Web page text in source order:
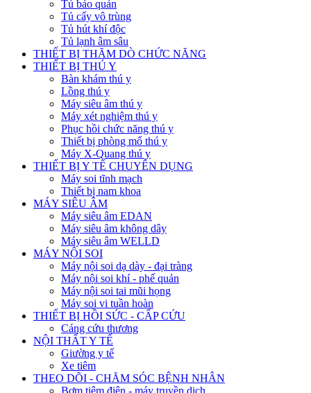
Tủ bảo quản
Tủ cấy vô trùng
Tủ hút khí độc
Tủ lạnh âm sâu
THIẾT BỊ THĂM DÒ CHỨC NĂNG
THIẾT BỊ THÚ Y
Bàn khám thú y
Lồng thú y
Máy siêu âm thú y
Máy xét nghiệm thú y
Phục hồi chức năng thú y
Thiết bị phòng mổ thú y
Máy X-Quang thú y
THIẾT BỊ Y TẾ CHUYÊN DỤNG
Máy soi tĩnh mạch
Thiết bị nam khoa
MÁY SIÊU ÂM
Máy siêu âm EDAN
Máy siêu âm không dây
Máy siêu âm WELLD
MÁY NỘI SOI
Máy nội soi dạ dày - đại tràng
Máy nội soi khí - phế quản
Máy nội soi tai mũi họng
Máy soi vi tuần hoàn
THIẾT BỊ HỒI SỨC - CẤP CỨU
Cáng cứu thương
NỘI THẤT Y TẾ
Giường y tế
Xe tiêm
THEO DÕI - CHĂM SÓC BỆNH NHÂN
Bơm tiêm điện - máy truyền dịch